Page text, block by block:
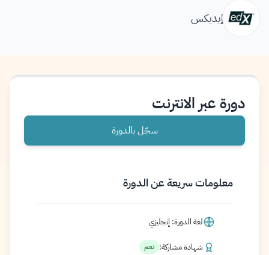
إيديكس
دورة عبر الانترنت
سجّل بالدورة
معلومات سريعة عن الدورة
لغة الدورة: إنجليزي
شهادة مشاركة: نعم